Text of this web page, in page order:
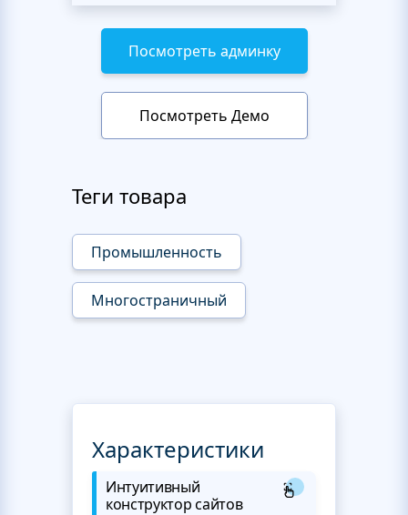
Посмотреть админку
Посмотреть Демо
Теги товара
Промышленность
Многостраничный
Характеристики
Интуитивный
конструктор сайтов